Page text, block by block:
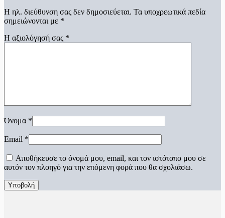
Η ηλ. διεύθυνση σας δεν δημοσιεύεται. Τα υποχρεωτικά πεδία
σημειώνονται με *
Η αξιολόγησή σας *
Όνομα *
Email *
Αποθήκευσε το όνομά μου, email, και τον ιστότοπο μου σε
αυτόν τον πλοηγό για την επόμενη φορά που θα σχολιάσω.